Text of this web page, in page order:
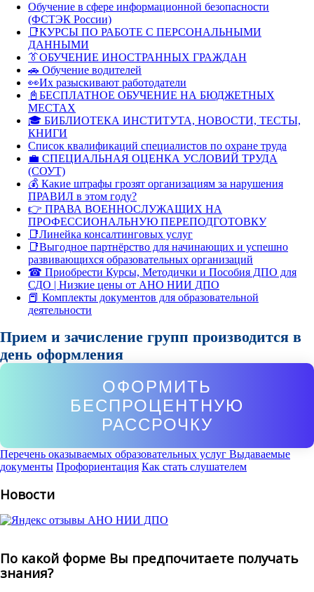
Обучение в сфере информационной безопасности
(ФСТЭК России)
📑КУРСЫ ПО РАБОТЕ С ПЕРСОНАЛЬНЫМИ
ДАННЫМИ
👔ОБУЧЕНИЕ ИНОСТРАННЫХ ГРАЖДАН
🚗 Обучение водителей
👀Их разыскивают работодатели
📓БЕСПЛАТНОЕ ОБУЧЕНИЕ НА БЮДЖЕТНЫХ
МЕСТАХ
🎓 БИБЛИОТЕКА ИНСТИТУТА, НОВОСТИ, ТЕСТЫ,
КНИГИ
Список квалификаций специалистов по охране труда
💼 СПЕЦИАЛЬНАЯ ОЦЕНКА УСЛОВИЙ ТРУДА
(СОУТ)
💰 Какие штрафы грозят организациям за нарушения
ПРАВИЛ в этом году?
👉 ПРАВА ВОЕННОСЛУЖАЩИХ НА
ПРОФЕССИОНАЛЬНУЮ ПЕРЕПОДГОТОВКУ
📑Линейка консалтинговых услуг
📑Выгодное партнёрство для начинающих и успешно
развивающихся образовательных организаций
☎ Приобрести Курсы, Методички и Пособия ДПО для
СДО | Низкие цены от АНО НИИ ДПО
📕 Комплекты документов для образовательной
деятельности
Прием и зачисление групп производится в
день оформления
ОФОРМИТЬ
БЕСПРОЦЕНТНУЮ
РАССРОЧКУ
Перечень оказываемых образовательных услуг Выдаваемые
документы Профориентация Как стать слушателем
Новости
По какой форме Вы предпочитаете получать
знания?